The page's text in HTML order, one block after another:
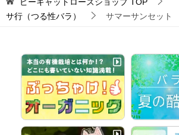
ピーキャットローズショップTOP
サ行（つる性バラ）
サマーサンセッ